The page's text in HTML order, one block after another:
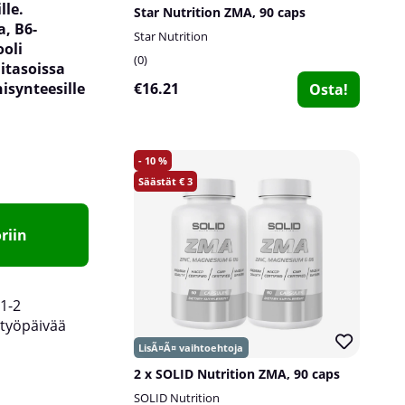
B6-
1-2
työpäivää
Star Nutrition ZMA, 90 caps
Star Nutrition
0
€16.21 Osta!
10
3
2 x SOLID Nutrition ZMA, 90 caps
SOLID Nutrition